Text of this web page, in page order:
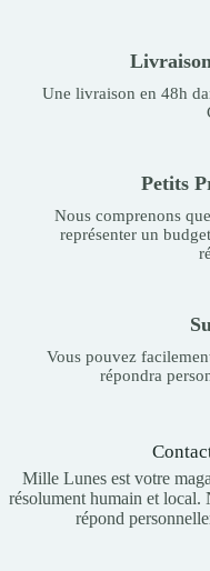
Une livraison en 48h
Petits
Nous comprenons
représenter un
Vous pouvez
répondra
Mille Lunes est votre
résolument humain et
répond